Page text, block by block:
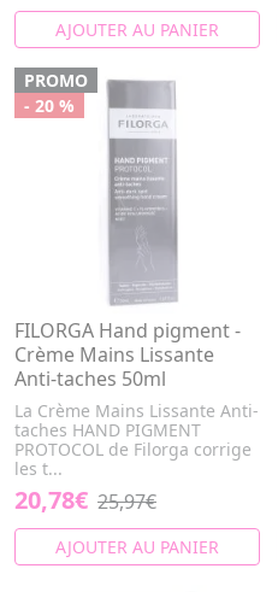
AJOUTER AU PANIER
PROMO
- 20 %
FILORGA Hand pigment -
Crème Mains Lissante
Anti-taches 50ml
La Crème Mains Lissante Anti-
taches HAND PIGMENT
PROTOCOL de Filorga corrige
les t...
20,78€ 25,97€
AJOUTER AU PANIER